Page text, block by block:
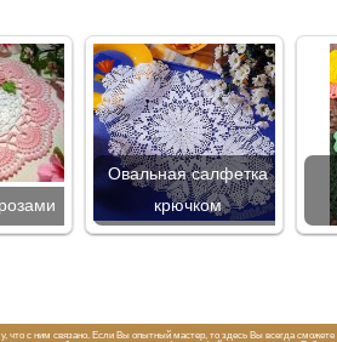
Овальная салфетка
крючком
что с ним связано. Если Вы опытный мастер, то здесь Вы всегда